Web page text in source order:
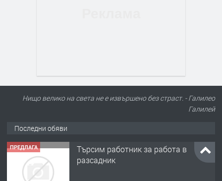
Нищо велико на света не е извършено без страст. - Галилео
Галилей
Последни обяви
ПРЕДЛАГА
Търсим работник за работа в
разсадник